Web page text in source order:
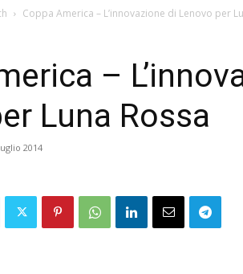
Coppa America – L’innovazione di Lenovo per
–
Luna Rossa
2014